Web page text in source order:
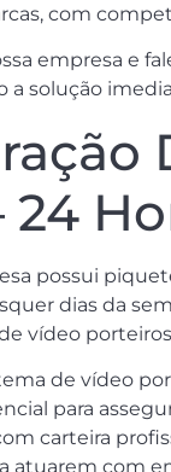
com
empresa e
a solução
24
possui
dias da
vídeo
de vídeo
para
carteira
atuarem com